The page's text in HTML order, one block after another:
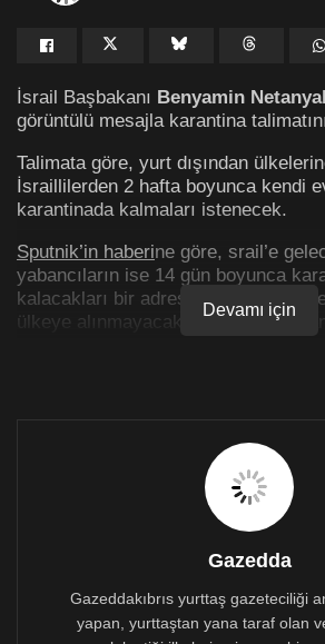
İsrail Başbakanı Benyamin
görüntülü mesajla karantina
Talimata göre, yurt dışından
İsraillilerden 2 hafta boyunca kendi
karantinada kalmaları istenecek.
Sputnik’in haberine göre, srail’e
yabancıların ise 14 gün boyunca
kalacakları bir adres belirtmeleri
ülkeye alınmayacaklar. Talimat
sayısının 42’ye yükseldiğini duyurdu.
Bakanlıktan yapılan yazılı
paylaşılmayan 3 İsraillide daha
İspanya’dan döndüğü ifade edildi.
Devamı için
Gazedda
Gazeddakıbrıs yurttaş gazeteciliği
yapan, yurttaştan yana taraf olan